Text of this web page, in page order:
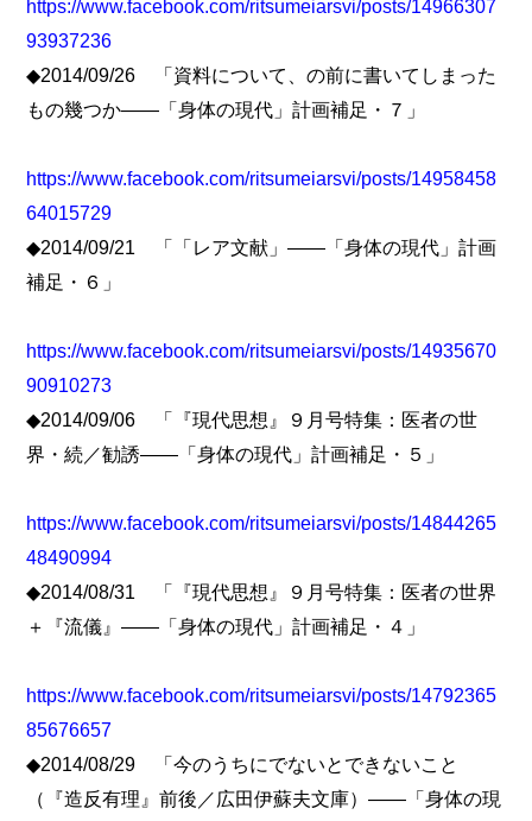
https://www.facebook.com/ritsumeiarsvi/posts/14966307
93937236
◆2014/09/26 「資料について、の前に書いてしまった
もの幾つか――「身体の現代」計画補足・７」
https://www.facebook.com/ritsumeiarsvi/posts/14958458
64015729
◆2014/09/21 「「レア文献」――「身体の現代」計画
補足・６」
https://www.facebook.com/ritsumeiarsvi/posts/14935670
90910273
◆2014/09/06 「『現代思想』９月号特集：医者の世
界・続／勧誘――「身体の現代」計画補足・５」
https://www.facebook.com/ritsumeiarsvi/posts/14844265
48490994
◆2014/08/31 「『現代思想』９月号特集：医者の世界
＋『流儀』――「身体の現代」計画補足・４」
https://www.facebook.com/ritsumeiarsvi/posts/14792365
85676657
◆2014/08/29 「今のうちにでないとできないこと
（『造反有理』前後／広田伊蘇夫文庫）――「身体の現